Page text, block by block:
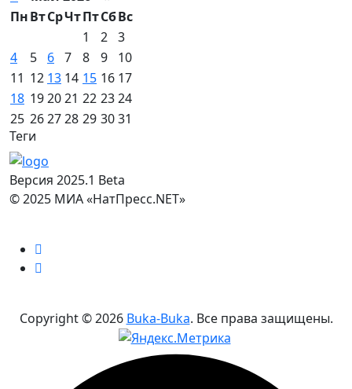
ПнВтСрЧтПтСбВс
1
2 3
4
5 6 7 8 9
10
11 12 13 14 15 16 17
18 192021 22 2324
25 262728 29 3031
Теги
Версия 2025.1 Beta
© 2025 МИА «НатПресс.NET»
Copyright ©2026 Buka-Buka. Все права защищены.